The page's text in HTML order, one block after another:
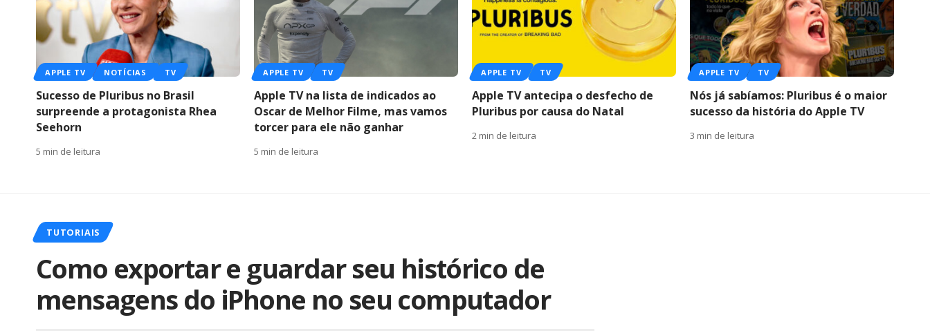
APPLE TV NOTÍCIAS TV
Sucesso de Pluribus no Brasil
surpreende a protagonista Rhea
Seehorn
5 min de leitura
APPLE TV TV
Apple TV na lista de indicados ao
Oscar de Melhor Filme, mas vamos
torcer para ele não ganhar
5 min de leitura
APPLE TV TV
Apple TV antecipa o desfecho de
Pluribus por causa do Natal
2 min de leitura
APPLE TV TV
Nós já sabíamos: Pluribus é o maior
sucesso da história do Apple TV
3 min de leitura
TUTORIAIS
Como exportar e guardar seu histórico de
mensagens do iPhone no seu computador